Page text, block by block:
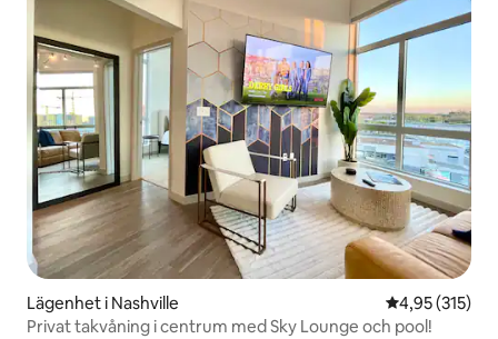
Lägenhet i Nashville 4,95 av 5 i
4,95 (315)
Privat takvåning i centrum med Sky Lounge och pool!